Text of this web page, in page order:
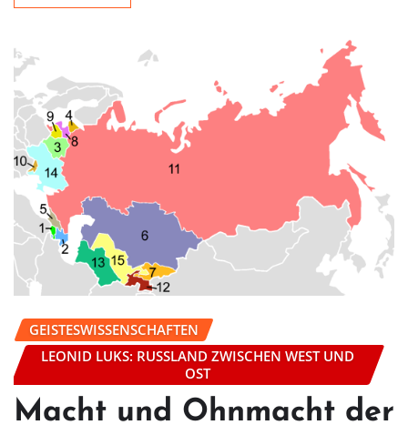
GEISTESWISSENSCHAFTEN
LEONID LUKS: RUSSLAND ZWISCHEN WEST UND
OST
Macht und Ohnmacht der